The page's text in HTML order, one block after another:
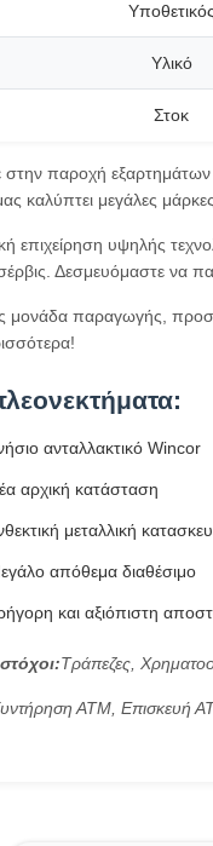
Υποθετικός
Υλικό
Στοκ
στην παροχή
καλύπτει μεγάλες
επιχείρηση υψηλής
σέρβις. Δεσμευόμαστε να
μονάδα παραγωγής,
ανταλλακτικό Wincor
αρχική κατάσταση
μεταλλική
απόθεμα διαθέσιμο
και αξιόπιστη
Τράπεζες,
ΑΤΜ, Επισκευή